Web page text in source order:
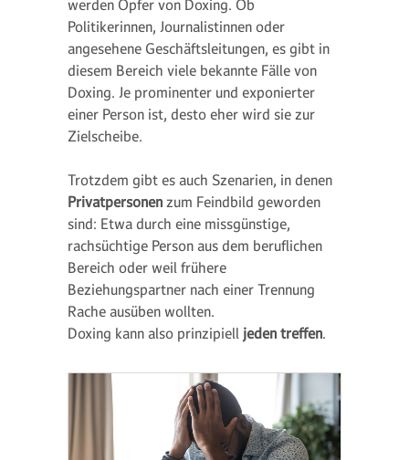
werden Opfer von Doxing. Ob
Politikerinnen, Journalistinnen oder
angesehene Geschäftsleitungen, es gibt in
diesem Bereich viele bekannte Fälle von
Doxing. Je prominenter und exponierter
einer Person ist, desto eher wird sie zur
Zielscheibe.
Trotzdem gibt es auch Szenarien, in denen
Privatpersonen zum Feindbild geworden
sind: Etwa durch eine missgünstige,
rachsüchtige Person aus dem beruflichen
Bereich oder weil frühere
Beziehungspartner nach einer Trennung
Rache ausüben wollten.
Doxing kann also prinzipiell jeden treffen.